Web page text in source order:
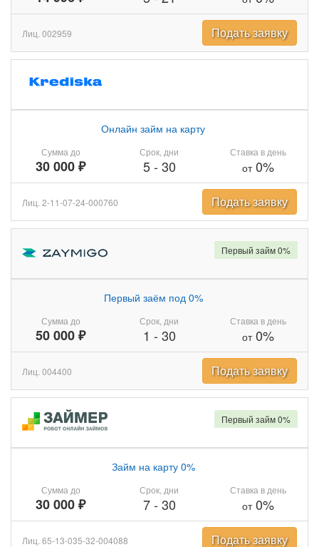
Лиц. 002959 Подать заявку
Сумма до
30 000 ₽
Онлайн займ на карту
Срок, дни
5- 30
Ставка в день
от0%
Лиц. 2-11-07-24-000760 Подать заявку
Сумма до
50 000 ₽
Первый заём под 0%
Срок, дни
1 - 30
Ставка в день
от0%
Первый займ 0%
Лиц. 004400 Подать заявку
Сумма до
30 000 ₽
Займ на карту 0%
Срок, дни
7- 30
Ставка в день
от0%
Первый займ 0%
Лиц. 65-13-035-32-004088 Подать заявку